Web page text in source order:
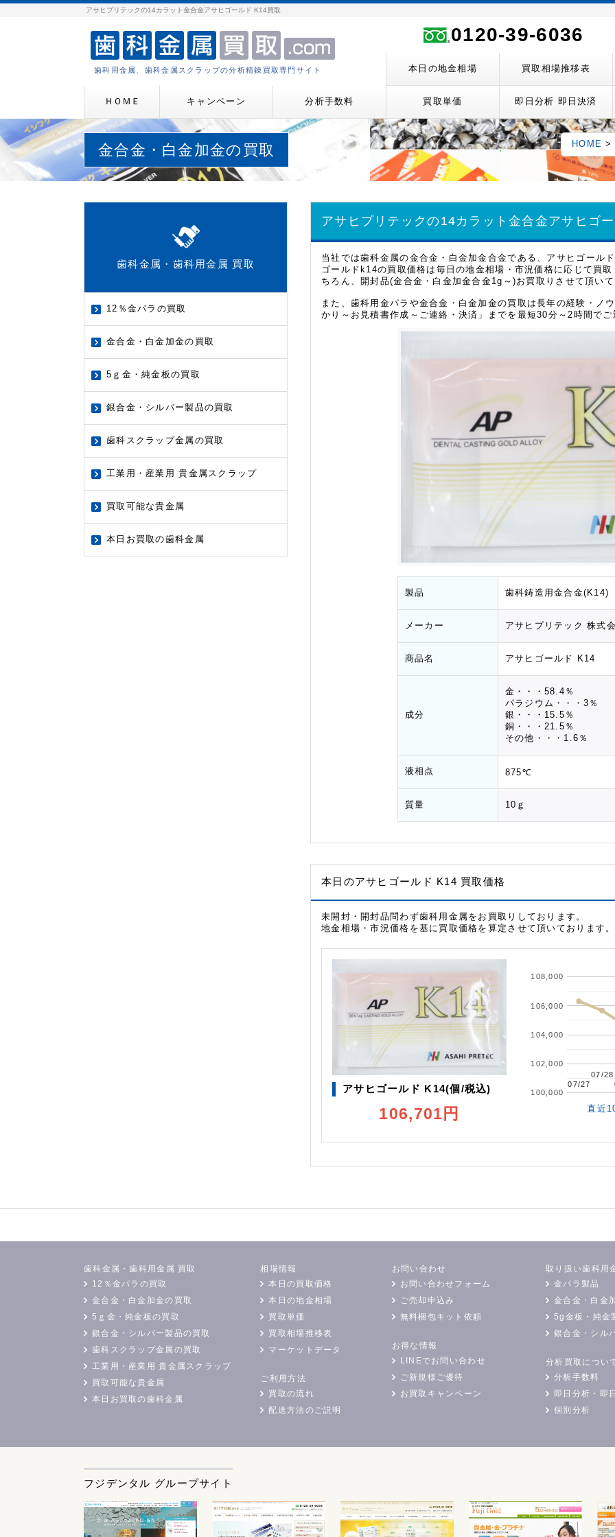
アサヒプリテックの14カラット金合金アサヒゴールド K14買取
歯科用金属、歯科金属スクラップの分析精錬買取専門サイト
0120-39-6036
本日の地金相場 買取相場推移表
ＨＯＭＥ キャンペーン 分析手数料 買取単価 即日分析 即日決済
金合金・白金加金の買取 HOME >
アサヒプリテックの14カラット金合金アサヒゴ
当社では歯科金属の金合金・白金加金合金である、アサヒゴール
ゴールドk14の買取価格は毎日の地金相場・市況価格に応じて買
ちろん、開封品(金合金・白金加金合金1g～)お買取りさせて頂い
また、歯科用金パラや金合金・白金加金の買取は長年の経験・ノ
かり～お見積書作成～ご連絡・決済」までを最短30分～2時間で
製品 歯科鋳造用金合金(K14)
メーカー アサヒプリテック 株式
商品名 アサヒゴールド K14
成分
金・・・58.4％
パラジウム・・・3％
銀・・・15.5％
銅・・・21.5％
その他・・・1.6％
液相点 875℃
質量 10ｇ
本日のアサヒゴールド K14 買取価格
未開封・開封品問わず歯科用金属をお買取りしております。
地金相場・市況価格を基に買取価格を算定させて頂いております。
アサヒゴールド K14(個/税込)
106,701円
07/27
07/27
07/28
07/28
100,000
102,000
104,000
106,000
108,000
直近
歯科金属・歯科用金属 買取
12％金パラの買取
金合金・白金加金の買取
5ｇ金・純金板の買取
銀合金・シルバー製品の買取
歯科スクラップ金属の買取
工業用・産業用 貴金属スクラップ
買取可能な貴金属
本日お買取の歯科金属
歯科金属・歯科用金属 買取
12％金パラの買取
金合金・白金加金の買取
5ｇ金・純金板の買取
銀合金・シルバー製品の買取
歯科スクラップ金属の買取
工業用・産業用 貴金属スクラップ
買取可能な貴金属
本日お買取の歯科金属
相場情報
本日の買取価格
本日の地金相場
買取単価
買取相場推移表
マーケットデータ
ご利用方法
買取の流れ
配送方法のご説明
お問い合わせ
お問い合わせフォーム
ご売却申込み
無料梱包キット依頼
お得な情報
LINEでお問い合わせ
ご新規様ご優待
お買取キャンペーン
取り扱い歯科用
金パラ製品
金合金・白金
5g金板・純金
銀合金・シル
分析買取につい
分析手数料
即日分析・即
個別分析
フジデンタル グループサイト